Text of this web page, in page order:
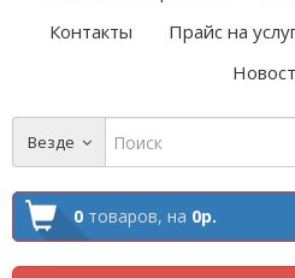
Контакты
Прайс на
Везде
0 товаров, на 0р.